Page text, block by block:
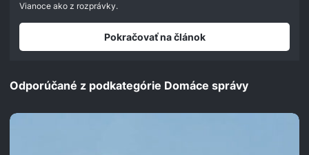
Vianoce ako z rozprávky.
Pokračovať na článok
Odporúčané z podkategórie Domáce správy